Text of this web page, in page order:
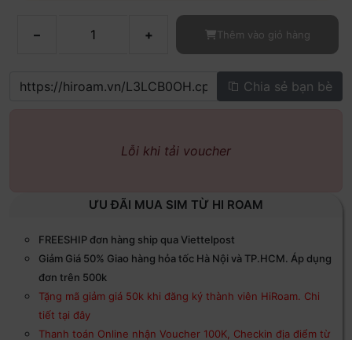
– + Thêm vào giỏ hàng
Chia sẻ bạn bè
Lỗi khi tải voucher
ƯU ĐÃI MUA SIM TỪ HI ROAM
FREESHIP đơn hàng ship qua Viettelpost
Giảm Giá 50% Giao hàng hỏa tốc Hà Nội và TP.HCM. Áp dụng
đơn trên 500k
Tặng mã giảm giá 50k khi đăng ký thành viên HiRoam. Chi
tiết tại đây
Thanh toán Online nhận Voucher 100K, Checkin địa điểm từ